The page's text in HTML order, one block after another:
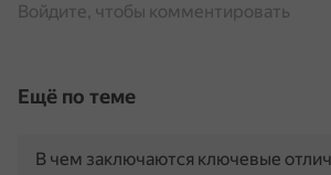
Войдите, чтобы комментировать
Ещё по теме
В чем заключаются ключевые